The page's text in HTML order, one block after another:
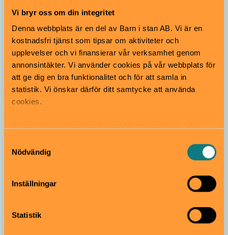
Vi bryr oss om din integritet
Denna webbplats är en del av Barn i stan AB. Vi är en
kostnadsfri tjänst som tipsar om aktiviteter och
upplevelser och vi finansierar vår verksamhet genom
annonsintäkter. Vi använder cookies på vår webbplats för
att ge dig en bra funktionalitet och för att samla in
statistik. Vi önskar därför ditt samtycke att använda
cookies.
samt tillhandahålla funktioner för sociala medier. Vi
vidarebefordrar även sådana identifierare och annan
information från din enhet till de sociala medier och
annons- och analysföretag som vi samarbetar med.
information som du har tillhandahållit eller som de har
Nödvändig
Inställningar
Statistik
Knivsta
Lekparken Åsen
Lekparken ligger i ett skogsområde i sydvästra delen av
Alsike. Här finns lekredskap för barn i olika åldrar, med
Knivsta